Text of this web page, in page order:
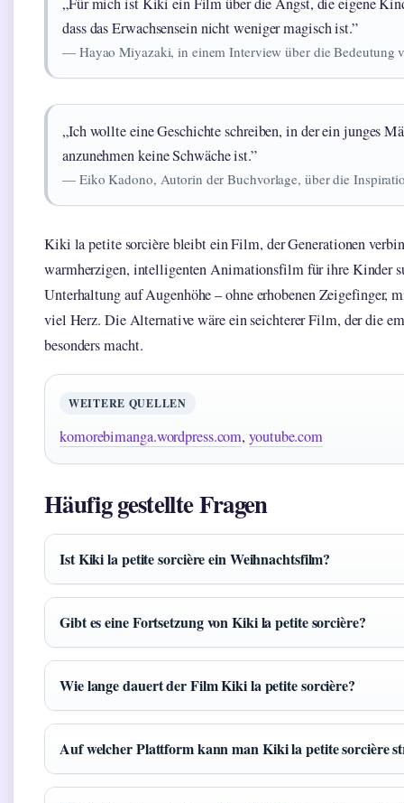
dass das Erwachsensein nicht weniger magisch ist.”
— Hayao Miyazaki, in einem Interview über die Bedeutung
„Ich wollte eine Geschichte schreiben, in der ein junges
anzunehmen keine Schwäche ist.”
— Eiko Kadono, Autorin der Buchvorlage, über die
Kiki la petite sorcière bleibt ein Film, der Generationen
warmherzigen, intelligenten Animationsfilm für ihre Kinder
Unterhaltung auf Augenhöhe – ohne erhobenen Zeigefinger,
viel Herz. Die Alternative wäre ein seichterer Film, der die
besonders macht.
WEITERE QUELLEN
komorebimanga.wordpress.com,youtube.com
Häufig gestellte Fragen
Ist Kiki la petite sorcière ein Weihnachtsfilm?
Gibt es eine Fortsetzung von Kiki la petite sorcière?
Wie lange dauert der Film Kiki la petite sorcière?
Auf welcher Plattform kann man Kiki la petite sorcière